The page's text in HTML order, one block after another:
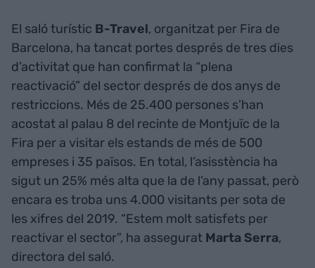
El saló turístic B-Travel, organitzat per Fira de
Barcelona, ha tancat portes després de tres dies
d’activitat que han confirmat la “plena
reactivació” del sector després de dos anys de
restriccions. Més de 25.400 persones s’han
acostat al palau 8 del recinte de Montjuïc de la
Fira per a visitar els estands de més de 500
empreses i 35 països. En total, l’asisstència ha
sigut un 25% més alta que la de l’any passat, però
encara es troba uns 4.000 visitants per sota de
les xifres del 2019. “Estem molt satisfets per
reactivar el sector”, ha assegurat Marta Serra,
directora del saló.